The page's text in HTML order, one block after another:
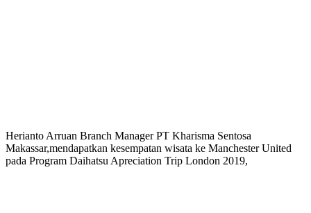
Herianto Arruan Branch Manager PT Kharisma Sentosa
Makassar,mendapatkan kesempatan wisata ke Manchester United
pada Program Daihatsu Apreciation Trip London 2019,